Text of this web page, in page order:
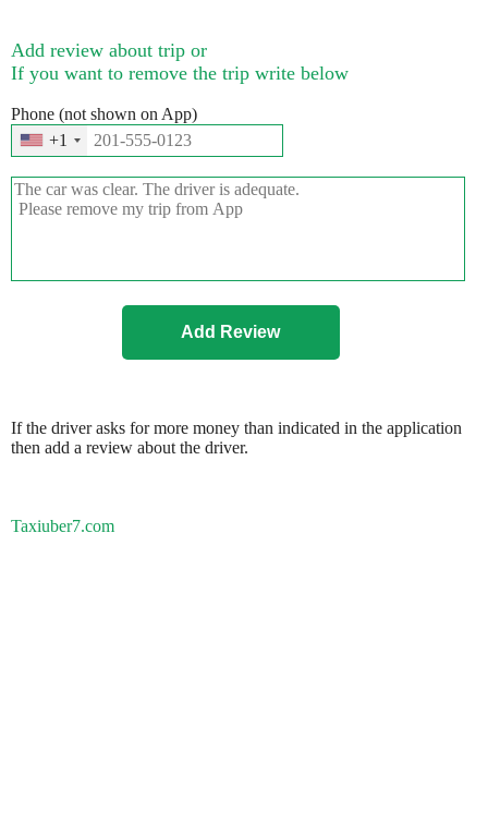
Add review about trip or
If you want to remove the trip write below
Phone (not shown on App)
+1
If the driver asks for more money than indicated in the application
then add a review about the driver.
Taxiuber7.com